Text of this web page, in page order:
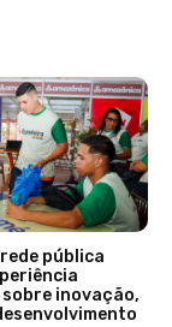
pública
inovação,